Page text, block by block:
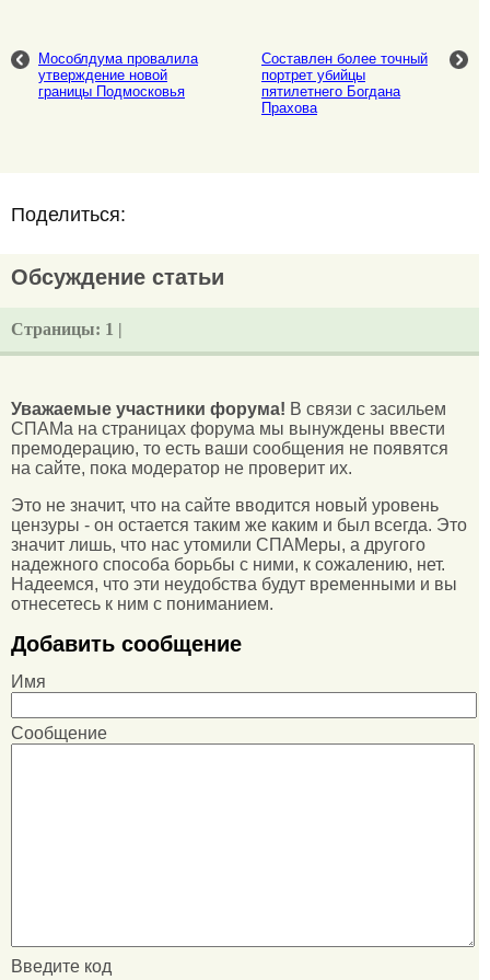
Мособлдума провалила
утверждение новой
границы Подмосковья
Составлен более точный
портрет убийцы
пятилетнего Богдана
Прахова
Поделиться:
Обсуждение статьи
Страницы: 1 |
Уважаемые участники форума! В связи с засильем
СПАМа на страницах форума мы вынуждены ввести
премодерацию, то есть ваши сообщения не появятся
на сайте, пока модератор не проверит их.
Это не значит, что на сайте вводится новый уровень
цензуры - он остается таким же каким и был всегда. Это
значит лишь, что нас утомили СПАМеры, а другого
надежного способа борьбы с ними, к сожалению, нет.
Надеемся, что эти неудобства будут временными и вы
отнесетесь к ним с пониманием.
Добавить сообщение
Имя
Сообщение
Введите код